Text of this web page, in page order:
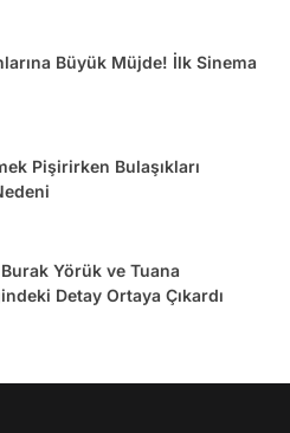
Büyük Müjde! İlk Sinema
Pişirirken Bulaşıkları
Yörük ve Tuana
Detay Ortaya Çıkardı